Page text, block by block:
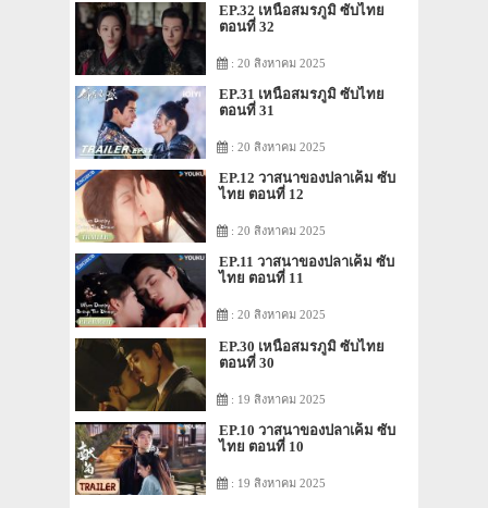
EP.32 เหนือสมรภูมิ ซับไทย
ตอนที่ 32
: 20 สิงหาคม 2025
EP.31 เหนือสมรภูมิ ซับไทย
ตอนที่ 31
: 20 สิงหาคม 2025
EP.12 วาสนาของปลาเค็ม ซับ
ไทย ตอนที่ 12
: 20 สิงหาคม 2025
EP.11 วาสนาของปลาเค็ม ซับ
ไทย ตอนที่ 11
: 20 สิงหาคม 2025
EP.30 เหนือสมรภูมิ ซับไทย
ตอนที่ 30
: 19 สิงหาคม 2025
EP.10 วาสนาของปลาเค็ม ซับ
ไทย ตอนที่ 10
: 19 สิงหาคม 2025